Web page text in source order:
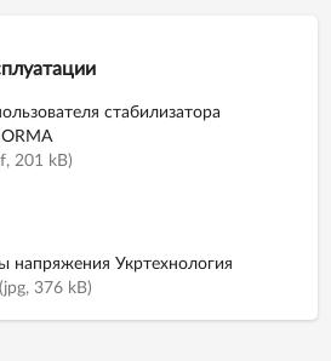
стабилизатора
201 kB)
напряжения Укртехнология
(jpg, 376 kB)